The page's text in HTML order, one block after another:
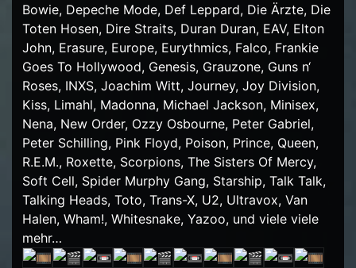
Bowie, Depeche Mode, Def Leppard, Die Ärzte, Die
Toten Hosen, Dire Straits, Duran Duran, EAV, Elton
John, Erasure, Europe, Eurythmics, Falco, Frankie
Goes To Hollywood, Genesis, Grauzone, Guns n‘
Roses, INXS, Joachim Witt, Journey, Joy Division,
Kiss, Limahl, Madonna, Michael Jackson, Minisex,
Nena, New Order, Ozzy Osbourne, Peter Gabriel,
Peter Schilling, Pink Floyd, Poison, Prince, Queen,
R.E.M., Roxette, Scorpions, The Sisters Of Mercy,
Soft Cell, Spider Murphy Gang, Starship, Talk Talk,
Talking Heads, Toto, Trans-X, U2, Ultravox, Van
Halen, Wham!, Whitesnake, Yazoo, und viele viele
mehr…